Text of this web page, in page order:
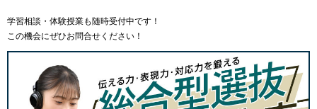
学習相談・体験授業も随時受付中です！
この機会にぜひお問合せください！